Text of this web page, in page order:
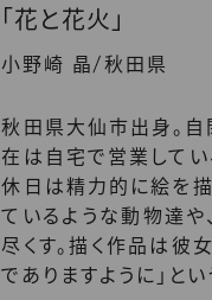
「花と花火」
小野崎 晶/秋田県
秋田県大仙市出身。自
在は自宅で営業してい
休日は精力的に絵を描
ているような動物達
尽くす。描く作品は彼
でありますように」と